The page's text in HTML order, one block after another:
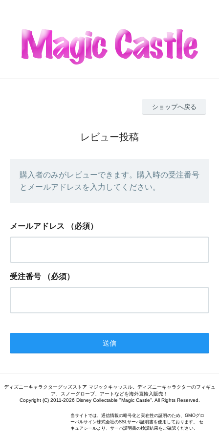
ショップへ戻る
レビュー投稿
購入者のみがレビューできます。購入時の受注番号
とメールアドレスを入力してください。
メールアドレス （必須）
受注番号 （必須）
ディズニーキャラクターグッズストア マジックキャッスル。ディズニーキャラクターのフィギュ
ア、スノーグローブ、アートなどを海外直輸入販売！
Copyright (C) 2011-2026 Disney Collectable "Magic Castle". All Rights Reserved.
当サイトでは、通信情報の暗号化と実在性の証明のため、GMOグロ
ーバルサイン株式会社のSSLサーバ証明書を使用しております。 セ
キュアシールより、サーバ証明書の検証結果をご確認ください。